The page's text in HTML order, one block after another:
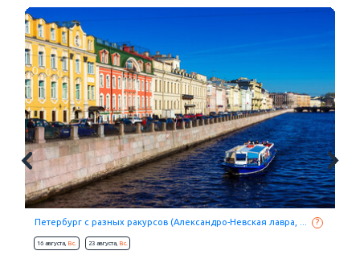
Петербург с разных ракурсов (Александро-Невская лавра, ... ?
16 августа, Вс. 23 августа, Вс.